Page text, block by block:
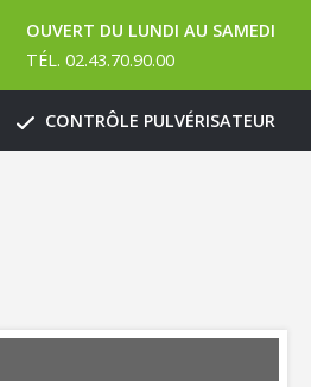
OUVERT DU LUNDI AU SAMEDI
TÉL. 02.43.70.90.00
CONTRÔLE PULVÉRISATEUR